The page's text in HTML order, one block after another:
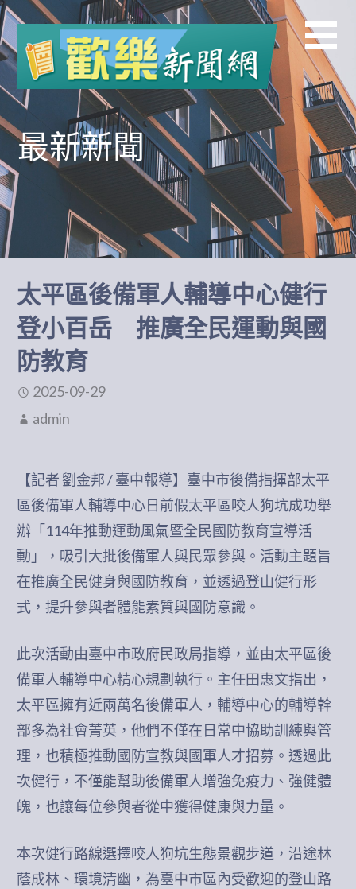
跳
至
主
要
內
最新新聞
太平區後備軍人輔導中心健行
登小百岳 推廣全民運動與國
防教育
2025-09-29
admin
【記者 劉金邦 / 臺中報導】臺中市後備指揮部太平
區後備軍人輔導中心日前假太平區咬人狗坑成功舉
辦「114年推動運動風氣暨全民國防教育宣導活
動」，吸引大批後備軍人與民眾參與。活動主題旨
在推廣全民健身與國防教育，並透過登山健行形
式，提升參與者體能素質與國防意識。
此次活動由臺中市政府民政局指導，並由太平區後
備軍人輔導中心精心規劃執行。主任田惠文指出，
太平區擁有近兩萬名後備軍人，輔導中心的輔導幹
部多為社會菁英，他們不僅在日常中協助訓練與管
理，也積極推動國防宣教與國軍人才招募。透過此
次健行，不僅能幫助後備軍人增強免疫力、強健體
魄，也讓每位參與者從中獲得健康與力量。
本次健行路線選擇咬人狗坑生態景觀步道，沿途林
蔭成林、環境清幽，為臺中市區內受歡迎的登山路